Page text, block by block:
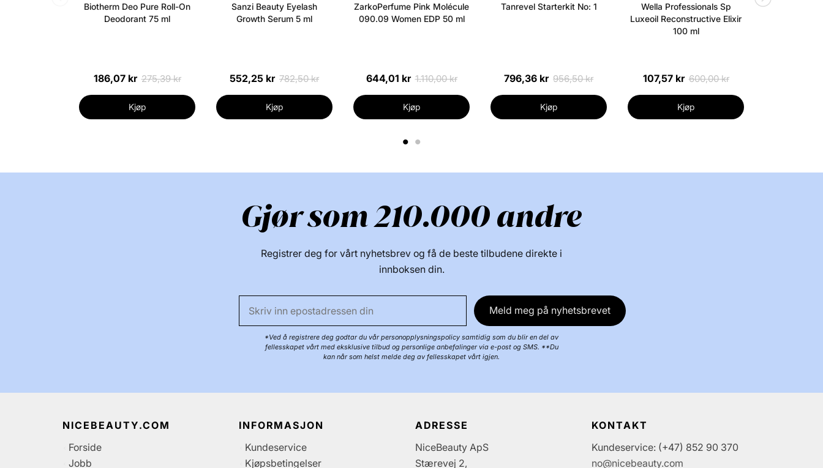
Biotherm Deo Pure Roll-On
Deodorant 75 ml
186,07 kr 275,39 kr
Kjøp
Sanzi Beauty Eyelash
Growth Serum 5 ml
552,25 kr 782,50 kr
Kjøp
ZarkoPerfume Pink Molécule
090.09 Women EDP 50 ml
644,01 kr 1.110,00 kr
Kjøp
Tanrevel Starterkit No: 1
796,36 kr 956,50 kr
Kjøp
Wella Professionals Sp
Luxeoil Reconstructive Elixir
100 ml
107,57 kr 600,00 kr
Kjøp
Olaplex
1 2
Gjør som 210.000 andre
Registrer deg for vårt nyhetsbrev og få de beste tilbudene direkte i
innboksen din.
Meld meg på nyhetsbrevet
*Ved å registrere deg godtar du vår personopplysningspolicy samtidig som du blir en del av
fellesskapet vårt med eksklusive tilbud og personlige anbefalinger via e-post og SMS. **Du
kan når som helst melde deg av fellesskapet vårt igjen.
NICEBEAUTY.COM
Forside
Jobb
INFORMASJON
Kundeservice
Kjøpsbetingelser
ADRESSE
NiceBeauty ApS
Stærevej 2,
KONTAKT
Kundeservice: (+47) 852 90 370
no@nicebeauty.com